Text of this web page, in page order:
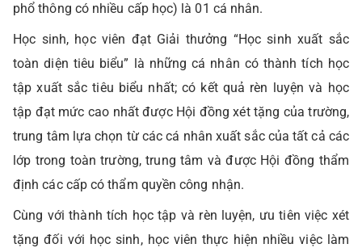
phổ thông có nhiều cấp học) là 01 cá nhân.
Học sinh, học viên đạt Giải thưởng “Học sinh xuất sắc
toàn diện tiêu biểu” là những cá nhân có thành tích học
tập xuất sắc tiêu biểu nhất; có kết quả rèn luyện và học
tập đạt mức cao nhất được Hội đồng xét tặng của trường,
trung tâm lựa chọn từ các cá nhân xuất sắc của tất cả các
lớp trong toàn trường, trung tâm và được Hội đồng thẩm
định các cấp có thẩm quyền công nhận.
Cùng với thành tích học tập và rèn luyện, ưu tiên việc xét
tặng đối với học sinh, học viên thực hiện nhiều việc làm